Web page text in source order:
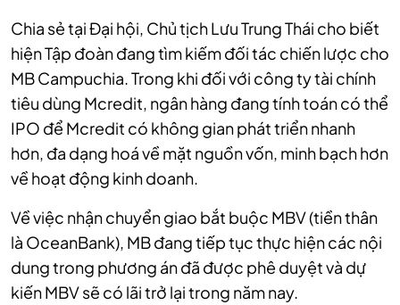
Chia sẻ tại Đại hội, Chủ tịch Lưu Trung Thái cho biết
hiện Tập đoàn đang tìm kiếm đối tác chiến lược cho
MB Campuchia. Trong khi đối với công ty tài chính
tiêu dùng Mcredit, ngân hàng đang tính toán có thể
IPO để Mcredit có không gian phát triển nhanh
hơn, đa dạng hoá về mặt nguồn vốn, minh bạch hơn
về hoạt động kinh doanh.
Về việc nhận chuyển giao bắt buộc MBV (tiền thân
là OceanBank), MB đang tiếp tục thực hiện các nội
dung trong phương án đã được phê duyệt và dự
kiến MBV sẽ có lãi trở lại trong năm nay.